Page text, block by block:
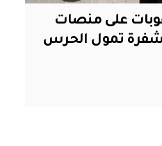
على منصات
تمول الحرس